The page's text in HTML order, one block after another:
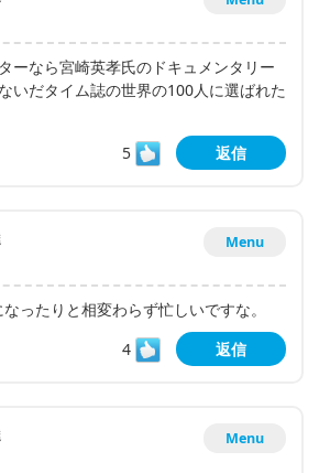
ーなら宮崎英孝氏のドキュメンタリー
いだタイム誌の世界の100人に選ばれた
5
返信
Menu
ったりと相変わらず忙しいですな。
4
返信
Menu